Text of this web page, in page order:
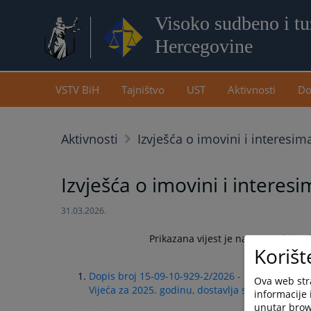
Visoko sudbeno i
Hercegovine
VSTV BiH Tajništvo UST Aktivnosti
Aktivnosti Izvješća o imovini i
Izvješća o imovini i
31.03.2026.
Prikazana vijest je na:Hrvatski
Dopis broj 15-09-10-929-2/2026 - Poziv za
Vijeća za 2025. godinu, dostavlja se
Ova web
informacije
unutar